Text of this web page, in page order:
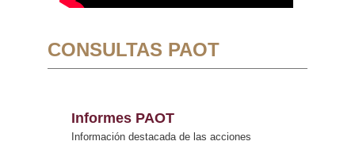
CONSULTAS PAOT
Informes PAOT
Información destacada de las acciones